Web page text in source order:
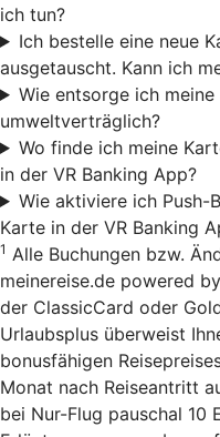
ich tun?
Ich bestelle eine neue
ausgetauscht. Kann ich
Wie entsorge ich
umweltverträglich?
Wo finde ich meine
in der VR Banking App?
Wie aktiviere ich Push-
Karte in der VR Banking
1 Alle Buchungen bzw.
meinereise.de powered
der ClassicCard oder
Urlaubsplus überweist
bonusfähigen
Monat nach Reiseantritt
bei Nur-Flug pauschal 10